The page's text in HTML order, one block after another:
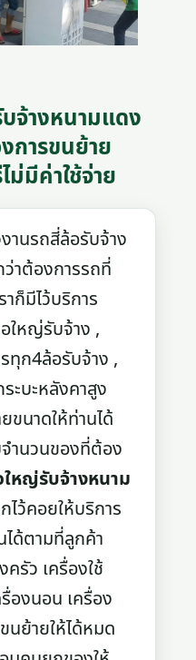
จ้างหนามแดง
การขนย้าย
ม่มีค่าใช้จ่าย
นรถสี่ล้อรับจ้าง
าต้องการรถที่
ก็มีไว้บริการ
ใหญ่รับจ้าง ,
ทุก4ล้อรับจ้าง ,
ะบะหลังคาสูง
ขนาดให้ท่านได้
จำนวนของที่ต้อง
หญ่รับจ้างหนาม
ว้คอยให้บริการ
ด้ตามที่ลูกค้า
รัว เครื่องใช้
องนอน เครื่อง
นย้ายให้ได้หมด